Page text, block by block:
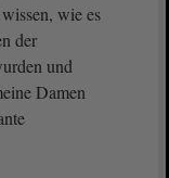
wie es
der
und
Damen